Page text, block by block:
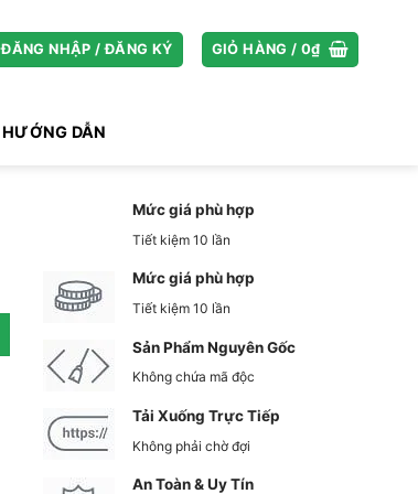
ĐĂNG NHẬP / ĐĂNG KÝ GIỎ HÀNG / 0₫
HƯỚNG DẪN
Mức giá phù hợp
Tiết kiệm 10 lần
Mức giá phù hợp
Tiết kiệm 10 lần
Sản Phẩm Nguyên Gốc
Không chứa mã độc
Tải Xuống Trực Tiếp
Không phải chờ đợi
An Toàn & Uy Tín